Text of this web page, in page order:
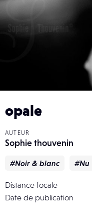
opale
AUTEUR
Sophie thouvenin
#Noir & blanc #Nu
Distance focale
Date de publication